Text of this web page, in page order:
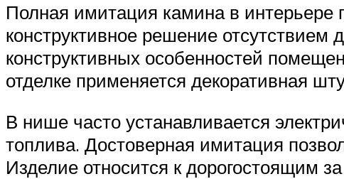
Полная имитация камина в интерьере
конструктивное решение
конструктивных особенностей
отделке применяется декоративная
В нише часто устанавливается
топлива. Достоверная имитация
Изделие относится к дорогостоящим